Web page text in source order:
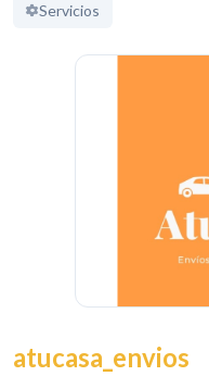
Servicios
atucasa_envios